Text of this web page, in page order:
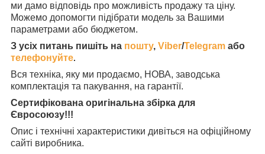
ми дамо відповідь про можливість продажу та ціну.
Можемо допомогти підібрати модель за Вашими
параметрами або бюджетом.
З усіх питань пишіть на пошту, Viber/Telegram або
телефонуйте.
Вся техніка, яку ми продаємо, НОВА, заводська
комплектація та пакування, на гарантії.
Сертифікована оригінальна збірка для
Євросоюзу!!!
Опис і технічні характеристики дивіться на офіційному
сайті виробника.